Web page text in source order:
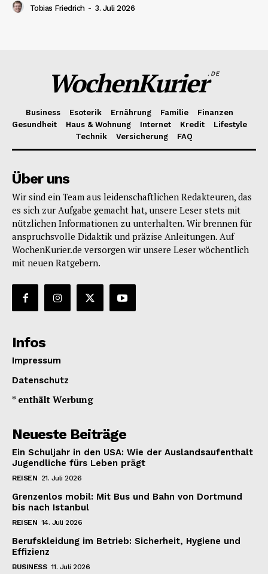
Tobias Friedrich - 3. Juli 2026
WochenKurier.DE
Business Esoterik Ernährung Familie
Finanzen
Gesundheit
Haus & Wohnung Internet Kredit
Lifestyle
Technik
Versicherung FAQ
Über uns
Wir sind ein Team aus leidenschaftlichen Redakteuren, das
es sich zur Aufgabe gemacht hat, unsere Leser stets mit
nützlichen Informationen zu unterhalten. Wir brennen für
anspruchsvolle Didaktik und präzise Anleitungen. Auf
WochenKurier.de versorgen wir unsere Leser wöchentlich
mit neuen Ratgebern.
Infos
Impressum
Datenschutz
* enthält Werbung
Neueste Beiträge
Ein Schuljahr in den USA: Wie der Auslandsaufenthalt
Jugendliche fürs Leben prägt
REISEN 21. Juli 2026
Grenzenlos mobil: Mit Bus und Bahn von Dortmund
bis nach Istanbul
REISEN 14. Juli 2026
Berufskleidung im Betrieb: Sicherheit, Hygiene und
Effizienz
BUSINESS 11. Juli 2026